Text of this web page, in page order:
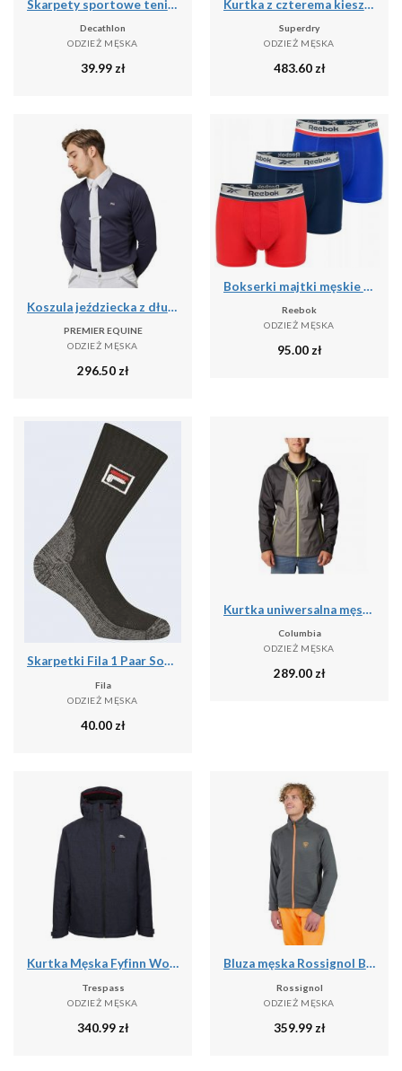
Skarpety sportowe tenis Artengo RS160 niskie 5 par
Decathlon
ODZIEŻ MĘSKA
39.99zł
Kurtka z czterema kieszeniami Superdry
Superdry
ODZIEŻ MĘSKA
483.60zł
Koszula jeździecka z długim rękawem Premier Equine Giulio
PREMIER EQUINE
ODZIEŻ MĘSKA
296.50zł
Bokserki majtki męskie 3 pary REEBOK SHORT SPORTS TRUNK ELIM
Reebok
ODZIEŻ MĘSKA
95.00zł
Skarpetki Fila 1 Paar Sock Black 39-42
Fila
ODZIEŻ MĘSKA
40.00 zł
Kurtka uniwersalna męska Columbia Inner Limits Ii Jacket
Columbia
ODZIEŻ MĘSKA
289.00zł
Kurtka Męska Fyfinn Wodoodporna
Trespass
ODZIEŻ MĘSKA
340.99 zł
Bluza męska Rossignol Blackside Fleece Fz
Rossignol
ODZIEŻ MĘSKA
359.99 zł